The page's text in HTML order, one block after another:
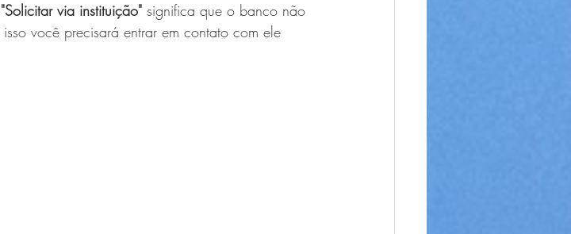
"Solicitar via instituição" significa que o banco não
você precisará entrar em contato com ele